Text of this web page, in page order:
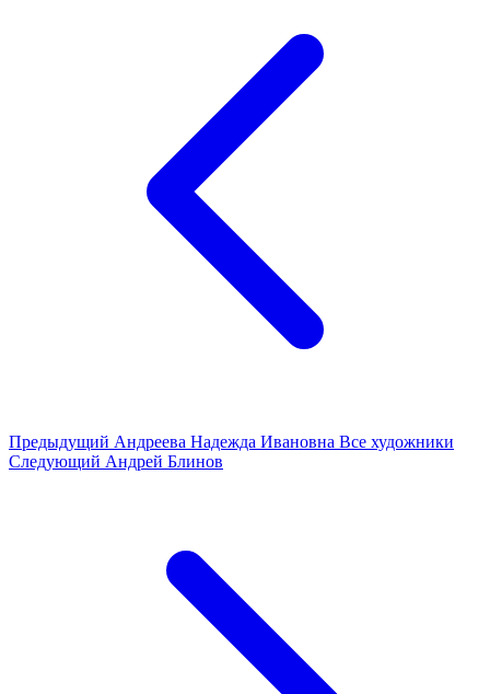
Предыдущий Андреева Надежда Ивановна Все художники
Следующий Андрей Блинов